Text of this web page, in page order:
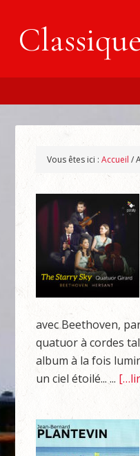
Vous êtes ici :Accueil /
avec Beethoven,
quatuor à cordes
album à la fois
un ciel étoilé... ...